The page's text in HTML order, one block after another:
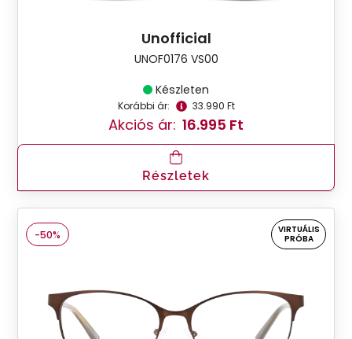
Unofficial
UNOF0176 VS00
Készleten
Korábbi ár: 33.990 Ft
Akciós ár: 16.995 Ft
Részletek
-50%
VIRTUÁLIS
PRÓBA